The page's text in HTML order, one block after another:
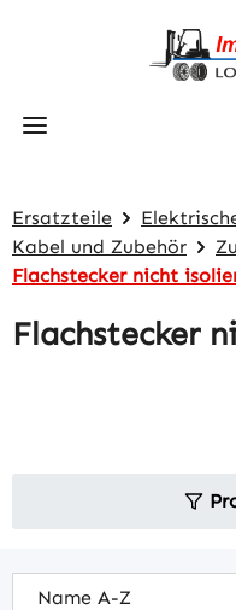
Zum Hauptinhalt springen
Ersatzteile
Kabel und Zubehör
Flachstecker nicht
Flachstecker